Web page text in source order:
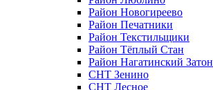
Район Новогиреево
Район Печатники
Район Текстильщики
Район Тёплый Стан
Район Нагатинский Затон
СНТ Зенино
СНТ Лесное